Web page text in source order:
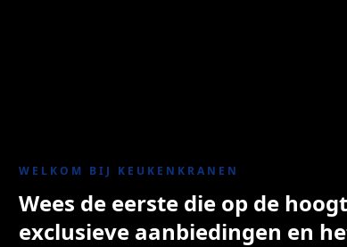
WELKOM BIJ KEUKENKRANEN
Wees de eerste die op de
exclusieve aanbiedingen en